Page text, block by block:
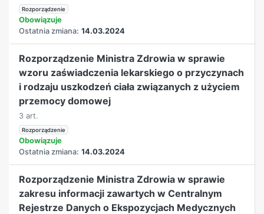
Rozporządzenie
Obowiązuje
Ostatnia zmiana: 14.03.2024
Rozporządzenie Ministra Zdrowia w sprawie
wzoru zaświadczenia lekarskiego o przyczynach
i rodzaju uszkodzeń ciała związanych z użyciem
przemocy domowej
3 art.
Rozporządzenie
Obowiązuje
Ostatnia zmiana: 14.03.2024
Rozporządzenie Ministra Zdrowia w sprawie
zakresu informacji zawartych w Centralnym
Rejestrze Danych o Ekspozycjach Medycznych